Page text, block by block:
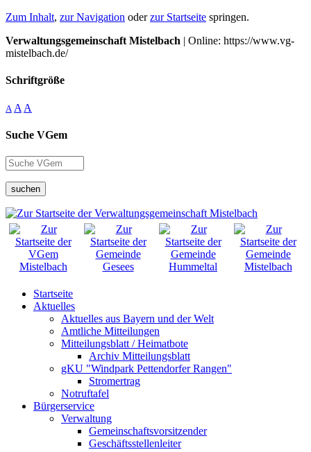
Zum Inhalt, zur Navigation oderzur Startseite springen.
Verwaltungsgemeinschaft Mistelbach | Online: https://www.vg-
mistelbach.de/
Schriftgröße
A A A
Suche VGem
suchen
Startseite
Aktuelles
Aktuelles aus Bayern und der Welt
Amtliche Mitteilungen
Mitteilungsblatt / Heimatbote
Archiv Mitteilungsblatt
gKU "Windpark Pettendorfer Rangen"
Stromertrag
Notruftafel
Bürgerservice
Verwaltung
Gemeinschaftsvorsitzender
Geschäftsstellenleiter